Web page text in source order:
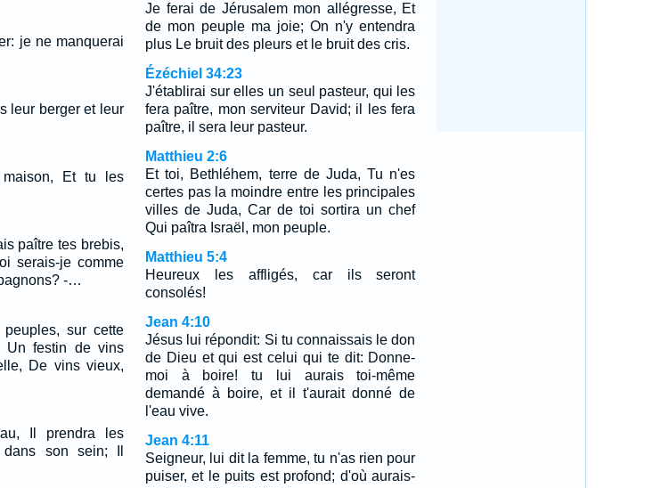
je ne manquerai
leur berger et leur
maison, Et tu les
paître tes brebis,
serais-je comme
-…
sur cette
Un festin de vins
De vins vieux,
Il prendra les
son sein; Il
Je ferai de Jérusalem mon allégresse, Et
de mon peuple ma joie; On n'y entendra
plus Le bruit des pleurs et le bruit des cris.
Ézéchiel 34:23
J'établirai sur elles un seul pasteur, qui les
fera paître, mon serviteur David; il les fera
paître, il sera leur pasteur.
Matthieu 2:6
Et toi, Bethléhem, terre de Juda, Tu n'es
certes pas la moindre entre les principales
villes de Juda, Car de toi sortira un chef
Qui paîtra Israël, mon peuple.
Matthieu 5:4
Heureux les affligés, car ils seront
consolés!
Jean 4:10
Jésus lui répondit: Si tu connaissais le don
de Dieu et qui est celui qui te dit: Donne-
moi à boire! tu lui aurais toi-même
demandé à boire, et il t'aurait donné de
l'eau vive.
Jean 4:11
Seigneur, lui dit la femme, tu n'as rien pour
puiser, et le puits est profond; d'où aurais-